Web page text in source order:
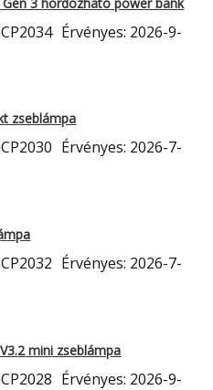
Érvényes: 2026-9-
zseblámpa
Érvényes: 2026-7-
Érvényes: 2026-7-
mini zseblámpa
Érvényes: 2026-9-